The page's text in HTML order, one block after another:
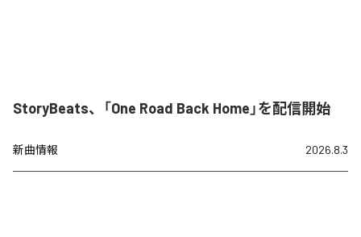
StoryBeats、「One Road Back Home」を配信開始
新曲情報 2026.8.3